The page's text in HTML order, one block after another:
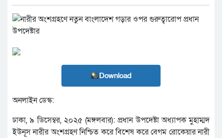
Download
অনলাইন ডেস্ক:
ঢাকা, ৯ ডিসেম্বর, ২০২৫ (মঙ্গলবার): প্রধান উপদেষ্টা অধ্যাপক মুহাম্মদ
ইউনূস নারীর অংশগ্রহণ নিশ্চিত করে বিশেষ করে বেগম রোকেয়ার নারী